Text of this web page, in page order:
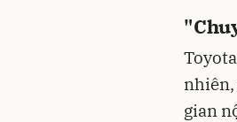
gian